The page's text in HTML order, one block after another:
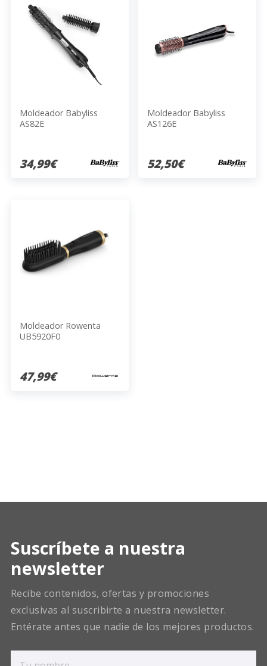
Moldeador Babyliss
AS82E
34,99€
Moldeador Babyliss
AS126E
52,50€
Moldeador Rowenta
UB5920F0
47,99€
Suscríbete a nuestra
newsletter
Recibe contenidos, ofertas y promociones
exclusivas al suscribirte a nuestra newsletter.
Entérate antes que nadie de los mejores productos.